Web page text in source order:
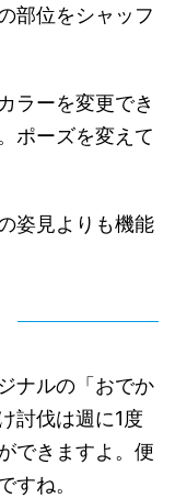
部位をシャッフ
ラーを変更でき
ポーズを変えて
姿見よりも機能
ナルの「おでか
討伐は週に1度
できますよ。便
すね。